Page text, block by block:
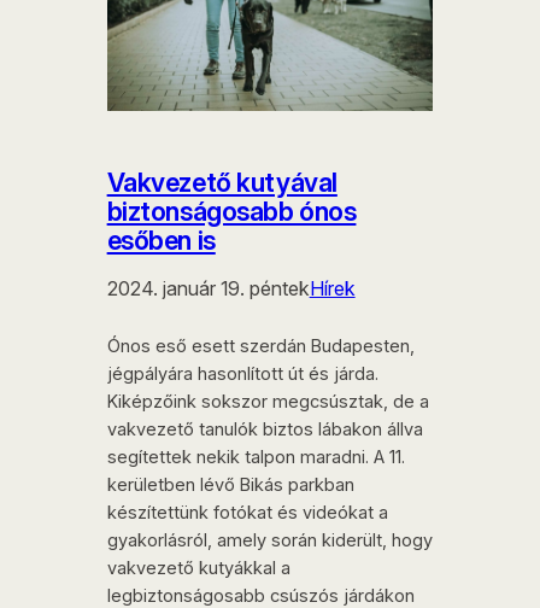
Vakvezető kutyával
biztonságosabb ónos
esőben is
2024. január 19. péntekHírek
Ónos eső esett szerdán Budapesten,
jégpályára hasonlított út és járda.
Kiképzőink sokszor megcsúsztak, de a
vakvezető tanulók biztos lábakon állva
segítettek nekik talpon maradni. A 11.
kerületben lévő Bikás parkban
készítettünk fotókat és videókat a
gyakorlásról, amely során kiderült, hogy
vakvezető kutyákkal a
legbiztonságosabb csúszós járdákon